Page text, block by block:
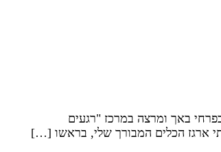
באך ומרצה במרכז "רגעים
ארגז הכלים המבורך שלי, בראשו […]